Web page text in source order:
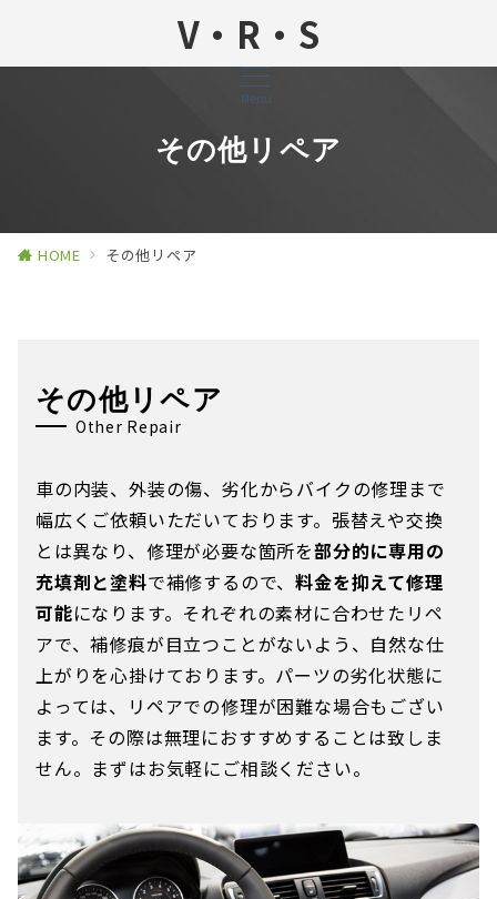
V・R・S
Menu
その他リペア
HOME その他リペア
その他リペア
Other Repair
車の内装、外装の傷、劣化からバイクの修理まで
幅広くご依頼いただいております。張替えや交換
とは異なり、修理が必要な箇所を部分的に専用の
充填剤と塗料で補修するので、料金を抑えて修理
可能になります。それぞれの素材に合わせたリペ
アで、補修痕が目立つことがないよう、自然な仕
上がりを心掛けております。パーツの劣化状態に
よっては、リペアでの修理が困難な場合もござい
ます。その際は無理におすすめすることは致しま
せん。まずはお気軽にご相談ください。